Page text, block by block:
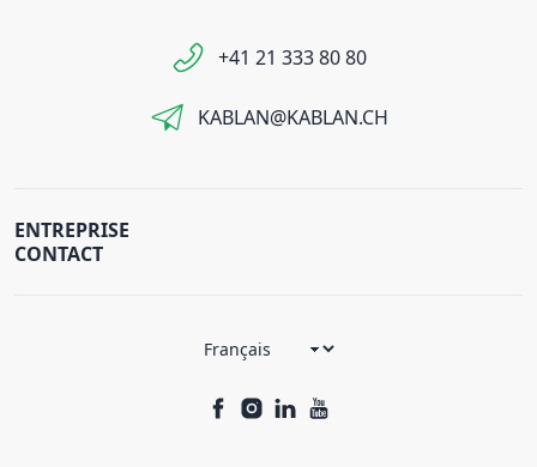
+41 21 333 80 80
KABLAN@KABLAN.CH
ENTREPRISE
CONTACT